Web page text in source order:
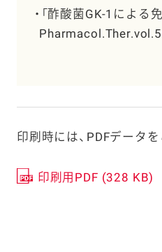
「酢酸菌GK-1による
印刷時には、PDFデータ
印刷用PDF (328 KB)